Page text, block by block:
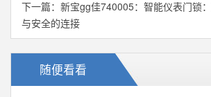
下一篇： 新宝gg佳740005：智能仪表门锁
与安全的连接
随便看看